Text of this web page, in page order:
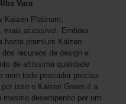
Vara
Kaizen Platinum,
mais acessível. Embora
haste premium Kaizen
recursos de design e
de altíssima qualidade
nem todo pescador precisa
isso o Kaizen Green é a
desempenho por um